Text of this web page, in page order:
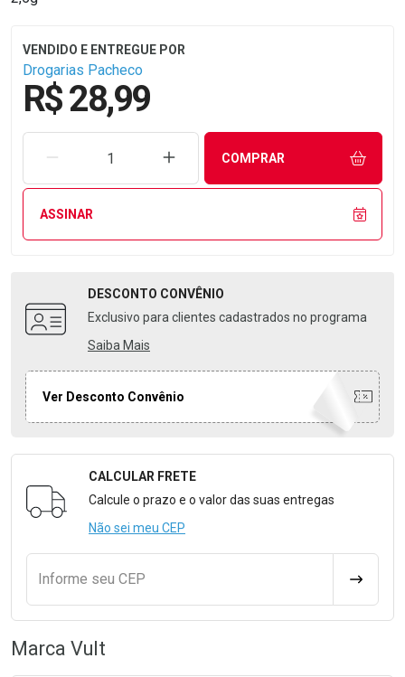
Drogarias Pacheco
R$ 28,99
REMOVER UMA UNIDADEAUMENTAR UMA UNIDADE
COMPRAR
ASSINAR
DESCONTO CONVÊNIO
Exclusivo para clientes cadastrados no programa
Saiba Mais
Ver Desconto Convênio
Formulário para Calcular o Frete
CALCULAR FRETE
Calcule o prazo e o valor das suas entregas
Não sei meu CEP
Informe seu CEP
Marca Vult